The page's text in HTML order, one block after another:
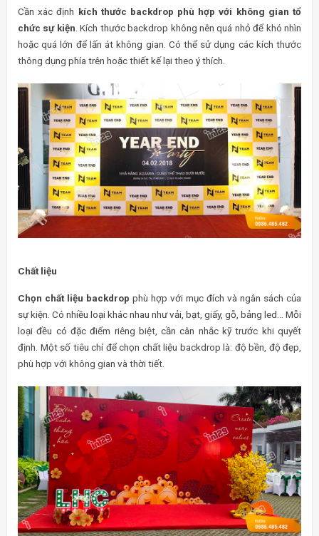
Cần xác định kích thước backdrop phù hợp với không gian tổ
chức sự kiện. Kích thước backdrop không nên quá nhỏ để khó nhìn
hoặc quá lớn để lấn át không gian. Có thể sử dụng các kích thước
thông dụng phía trên hoặc thiết kế lại theo ý thích.
Chất liệu
Chọn chất liệu backdrop phù hợp với mục đích và ngân sách của
sự kiện. Có nhiều loại khác nhau như vải, bạt, giấy, gỗ, bảng led… Mỗi
loại đều có đặc điểm riêng biệt, cần cân nhắc kỹ trước khi quyết
định. Một số tiêu chí để chọn chất liệu backdrop là: độ bền, độ đẹp,
phù hợp với không gian và thời tiết.